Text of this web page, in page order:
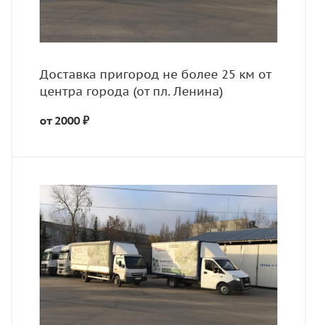
Доставка пригород не более 25 км от
центра города (от пл. Ленина)
от 2000 ₽